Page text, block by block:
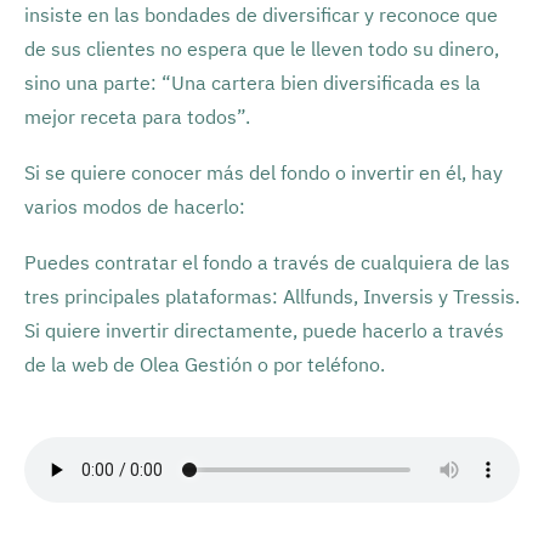
insiste en las bondades de diversificar y reconoce que
de sus clientes no espera que le lleven todo su dinero,
sino una parte: “Una cartera bien diversificada es la
mejor receta para todos”.
Si se quiere conocer más del fondo o invertir en él, hay
varios modos de hacerlo:
Puedes contratar el fondo a través de cualquiera de las
tres principales plataformas: Allfunds, Inversis y Tressis.
Si quiere invertir directamente, puede hacerlo a través
de la web de Olea Gestión o por teléfono.